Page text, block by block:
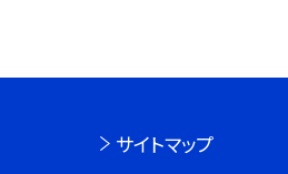
サイトマップ